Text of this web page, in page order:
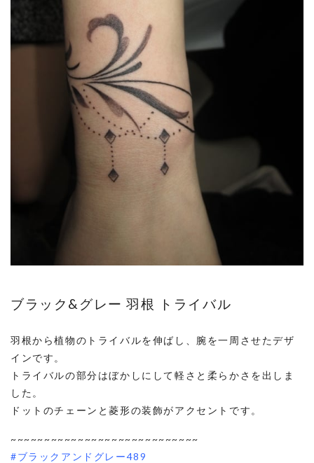
ブラック&グレー 羽根 トライバル
羽根から植物のトライバルを伸ばし、腕を一周させたデザ
インです。
トライバルの部分はぼかしにして軽さと柔らかさを出しま
した。
ドットのチェーンと菱形の装飾がアクセントです。
~~~~~~~~~~~~~~~~~~~~~~~~~~~~
#ブラックアンドグレー489